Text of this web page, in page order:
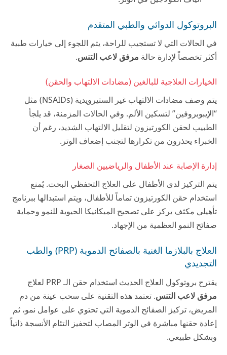
البروتوكول الدوائي والطبي المتقدم
في الحالات التي لا تستجيب للراحة، يتم اللجوء إلى خيارات طبية
أكثر تخصصاً لإدارة حالة مرفق لاعب التنس.
الخيارات العلاجية للبالغين (مضادات الالتهاب والحقن)
يتم وصف مضادات الالتهاب غير الستيرويدية (NSAIDs) مثل
“الإيبوبروفين” لتسكين الألم. وفي الحالات المزمنة، قد يلجأ
الطبيب لحقن الكورتيزون لتقليل الالتهاب الشديد، رغم أن
الخبراء يحذرون من تكرارها لتجنب إضعاف الوتر.
إدارة الإصابة عند الأطفال والرياضيين الصغار
يتم التركيز لدى الأطفال على العلاج التحفظي البحت. يُمنع
استخدام حقن الكورتيزون تماماً للأطفال، ويتم استبدالها ببرنامج
تأهيلي مكثف يركز على تصحيح الميكانيكا الحيوية للنمو وحماية
صفائح النمو العظمية من الإجهاد.
العلاج بالبلازما الغنية بالصفائح الدموية (PRP) والطب
التجديدي
يقترح بروتوكول العلاج الحديث استخدام حقن الـ PRP لعلاج
مرفق لاعب التنس. تعتمد هذه التقنية على سحب عينة من دم
المريض، تركيز الصفائح الدموية التي تحتوي على عوامل نمو، ثم
إعادة حقنها مباشرة في الوتر المصاب لتحفيز التئام الأنسجة ذاتياً
وبشكل طبيعي.